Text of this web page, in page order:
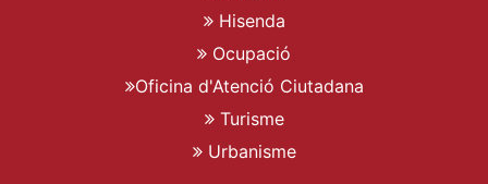
Hisenda
Ocupació
Oficina d'Atenció Ciutadana
Turisme
Urbanisme